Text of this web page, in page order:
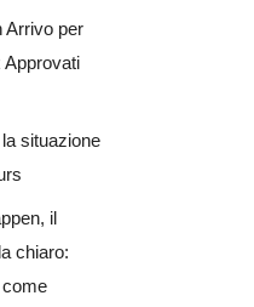
Arrivo per
Approvati
situazione
il
chiaro: